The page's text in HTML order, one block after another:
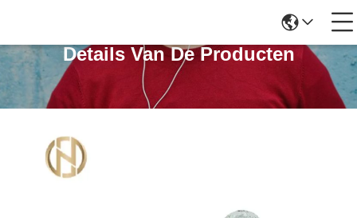
Details Van De Producten